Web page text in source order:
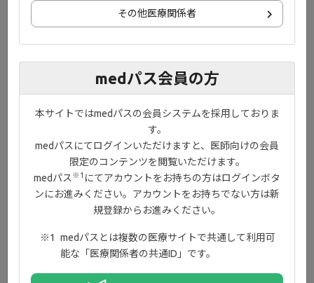
2026年2月3日
製品情報＞解説に産業医科大学医学部第1内科学講座 中山田 真
吾先生ご監修の『ジセレカ解説動画』を追加しました。
【重要】システムメンテナンスのお知らせ（2月2日 19:00～
2026年1月9日 その他
【重要】システムメンテナンスのお知らせ（1月10日 1:30～
1 2 3 4 15
その他医療関係者
medパス会員の方
本サイトではmedパスの会員システムを採用しておりま
す。
medパスにてログインいただけますと、医師向けの会員
限定のコンテンツを閲覧いただけます。
medパス※1 にてアカウントをお持ちの方はログインボタ
ンにお進みください。アカウントをお持ちでない方は新
規登録からお進みください。
medパスとは複数の医療サイトで共通して利用可
能な「医療関係者の共通ID」です。